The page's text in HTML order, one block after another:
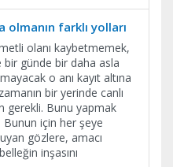
olmanın farklı yolları
olanı kaybetmemek,
bir günde bir daha asla
o anı kayıt altına
bir yerinde canlı
gerekli. Bunu yapmak
için her şeye
gözlere, amacı
inşasını